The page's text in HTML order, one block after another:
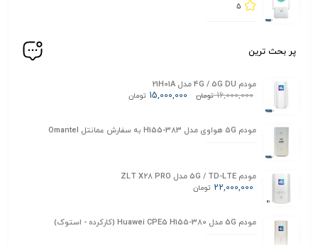
5
پر بحث ترین
مودم 4G / 5G DU مدل 21H01A
16,000,000 تومان 15,000,000 تومان
مودم 5G هواوی مدل H155-383 به سفارش عمانتل Omantel
مودم 5G / TD-LTE مدل ZLT X28 PRO
22,000,000 تومان
مودم 5G مدل Huawei CPE5 H155-380 (کارکرده - استوک)